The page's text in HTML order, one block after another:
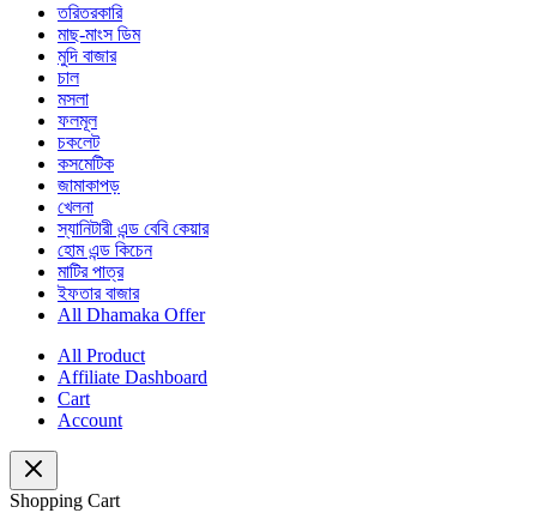
তরিতরকারি
মাছ-মাংস ডিম
মুদি বাজার
চাল
মসলা
ফলমূল
চকলেট
কসমেটিক
জামাকাপড়
খেলনা
স্যানিটারী এন্ড বেবি কেয়ার
হোম এন্ড কিচেন
মাটির পাত্র
ইফতার বাজার
All Dhamaka Offer
All Product
Affiliate Dashboard
Cart
Account
Shopping Cart